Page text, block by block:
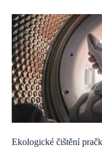
Ekologické čištění